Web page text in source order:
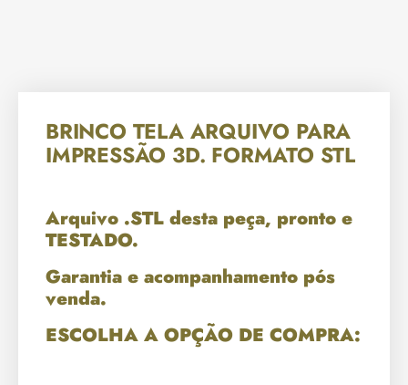
BRINCO TELA ARQUIVO PARA
IMPRESSÃO 3D. FORMATO STL
Arquivo .STL desta peça, pronto e
TESTADO.
Garantia e acompanhamento pós
venda.
ESCOLHA A OPÇÃO DE COMPRA: